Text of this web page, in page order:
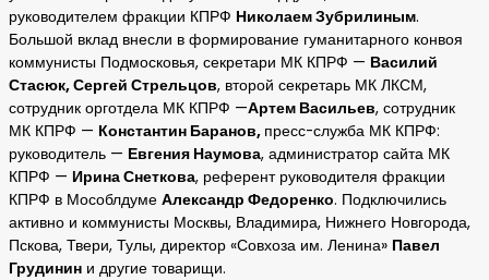
руководителем фракции КПРФ Николаем Зубрилиным.
Большой вклад внесли в формирование гуманитарного конвоя
коммунисты Подмосковья, секретари МК КПРФ — Василий
Стасюк, Сергей Стрельцов, второй секретарь МК ЛКСМ,
сотрудник орготдела МК КПРФ —Артем Васильев, сотрудник
МК КПРФ — Константин Баранов, пресс-служба МК КПРФ:
руководитель — Евгения Наумова, администратор сайта МК
КПРФ — Ирина Снеткова, референт руководителя фракции
КПРФ в Мособлдуме Александр Федоренко. Подключились
активно и коммунисты Москвы, Владимира, Нижнего Новгорода,
Пскова, Твери, Тулы, директор «Совхоза им. Ленина» Павел
Грудинин и другие товарищи.